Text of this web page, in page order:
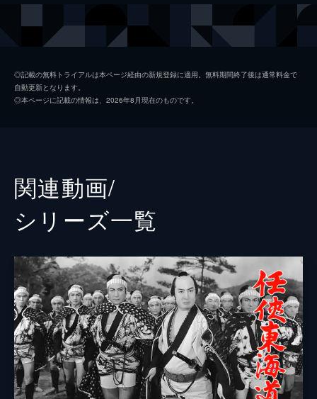
中村錦之助
監督
音楽 深井史郎
製作 大川博
◎記載の無料トライアルは本ページ経由の新規登録に適用。無料期間終了後は通常料金で
自動更新となります。
◎本ページに記載の情報は、2026年8月現在のものです。
関連動画/
シリーズ⼀覧